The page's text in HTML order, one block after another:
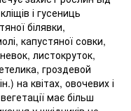
і гусениць
білявки,
капустяної совки,
листокруток,
гроздевой
на квітах, овочевих і
має більш